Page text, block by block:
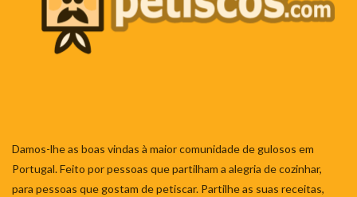
Damos-lhe as boas vindas à maior comunidade de gulosos em
Portugal. Feito por pessoas que partilham a alegria de cozinhar,
para pessoas que gostam de petiscar. Partilhe as suas receitas,